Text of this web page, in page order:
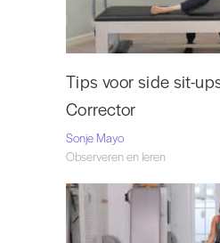
Tips voor side sit-
Corrector
Sonje Mayo
Observeren en leren